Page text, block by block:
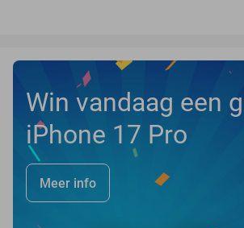
Win vandaag een
iPhone 17 Pro
Meer info